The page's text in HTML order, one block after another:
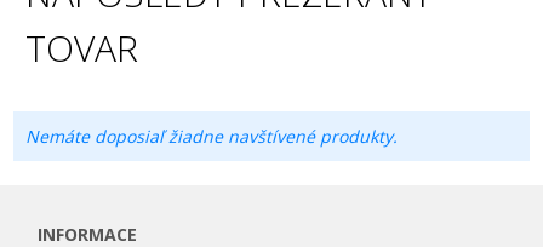
TOVAR
Nemáte doposiaľ žiadne navštívené produkty.
INFORMACE